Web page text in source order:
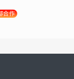
合作